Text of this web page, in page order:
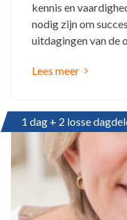
kennis en
nodig zijn om
uitdagingen van de
Lees meer